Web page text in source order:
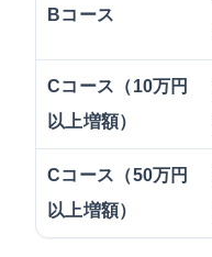
Bコース
Cコース（10万円
以上増額）
Cコース（50万円
以上増額）